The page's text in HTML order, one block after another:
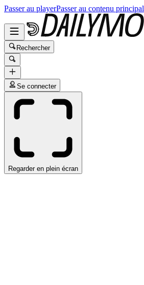
Passer au playerPasser au contenu principal
Rechercher
Se connecter
Regarder en plein écran